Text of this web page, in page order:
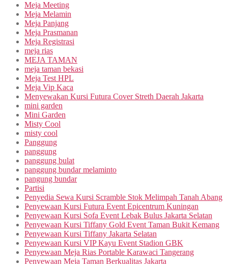
Meja Meeting
Meja Melamin
Meja Panjang
Meja Prasmanan
Meja Registrasi
meja rias
MEJA TAMAN
meja taman bekasi
Meja Test HPL
Meja Vip Kaca
Menyewakan Kursi Futura Cover Streth Daerah Jakarta
mini garden
Mini Garden
Misty Cool
misty cool
Panggung
panggung
panggung bulat
panggung bundar melaminto
pangung bundar
Partisi
Penyedia Sewa Kursi Scramble Stok Melimpah Tanah Abang
Penyewaan Kursi Futura Event Epicentrum Kuningan
Penyewaan Kursi Sofa Event Lebak Bulus Jakarta Selatan
Penyewaan Kursi Tiffany Gold Event Taman Bukit Kemang
Penyewaan Kursi Tiffany Jakarta Selatan
Penyewaan Kursi VIP Kayu Event Stadion GBK
Penyewaan Meja Rias Portable Karawaci Tangerang
Penyewaan Meja Taman Berkualitas Jakarta